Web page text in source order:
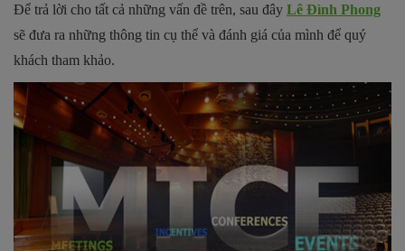
Để trả lời cho tất cả những vấn đề trên, sau đây Lê Đình Phong
sẽ đưa ra những thông tin cụ thể và đánh giá của mình để quý
khách tham khảo.